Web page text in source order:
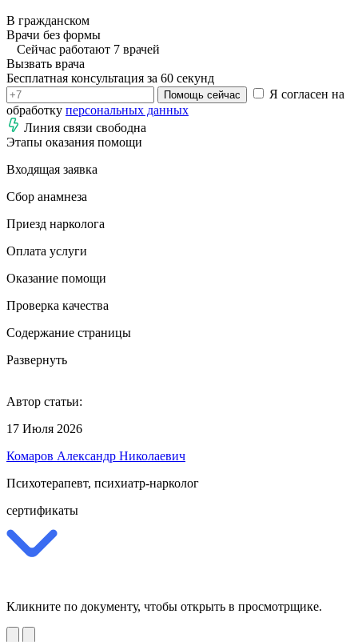
В гражданском
Врачи без формы
Сейчас работают 7 врачей
Вызвать врача
Бесплатная консультация за 60 секунд
Помощь сейчас
Я согласен на
обработку персональных данных
Линия связи свободна
Этапы оказания помощи
Входящая заявка
Сбор анамнеза
Приезд нарколога
Оплата услуги
Оказание помощи
Проверка качества
Содержание страницы
Развернуть
Автор статьи:
17 Июля 2026
Комаров Александр Николаевич
Психотерапевт, психиатр-нарколог
сертификаты
Кликните по документу, чтобы открыть в просмотрщике.